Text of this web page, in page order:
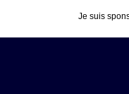
Je suis